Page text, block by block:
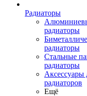
Радиаторы
радиаторы
радиаторы
Стальные
радиаторы
Аксессуары
радиаторов
Ещё